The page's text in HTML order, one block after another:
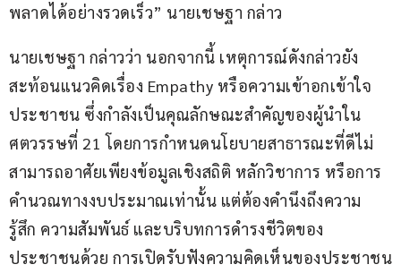
พลาดได้อย่างรวดเร็ว” นายเชษฐา กล่าว
นายเชษฐา กล่าวว่า นอกจากนี้ เหตุการณ์ดังกล่าวยัง
สะท้อนแนวคิดเรื่อง Empathy หรือความเข้าอกเข้าใจ
ประชาชน ซึ่งกำลังเป็นคุณลักษณะสำคัญของผู้นำใน
ศตวรรษที่ 21 โดยการกำหนดนโยบายสาธารณะที่ดีไม่
สามารถอาศัยเพียงข้อมูลเชิงสถิติ หลักวิชาการ หรือการ
คำนวณทางงบประมาณเท่านั้น แต่ต้องคำนึงถึงความ
รู้สึก ความสัมพันธ์ และบริบทการดำรงชีวิตของ
ประชาชนด้วย การเปิดรับฟังความคิดเห็นของประชาชน